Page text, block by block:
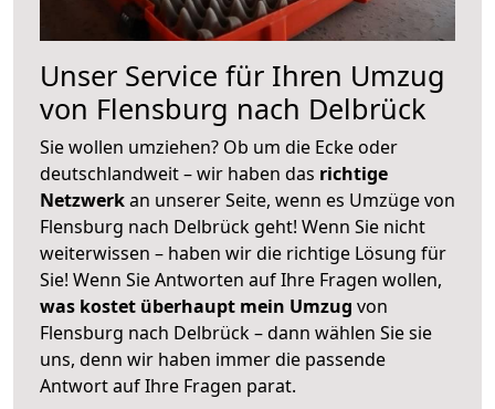
Unser Service für Ihren Umzug
von Flensburg nach Delbrück
Sie wollen umziehen? Ob um die Ecke oder
deutschlandweit – wir haben das richtige
Netzwerkan unserer Seite, wenn es Umzüge von
Flensburg nach Delbrück geht! Wenn Sie nicht
weiterwissen – haben wir die richtige Lösung für
Sie! Wenn Sie Antworten auf Ihre Fragen wollen,
was kostet überhaupt mein Umzug von
Flensburg nach Delbrück – dann wählen Sie sie
uns, denn wir haben immer die passende
Antwort auf Ihre Fragen parat.